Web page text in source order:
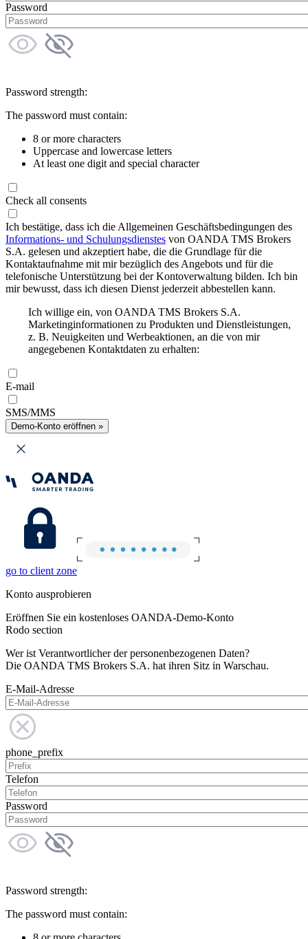
Password
Password strength:
The password must contain:
8 or more characters
Uppercase and lowercase letters
At least one digit and special character
Check all consents
Ich bestätige, dass ich die Allgemeinen Geschäftsbedingungen des
Informations- und Schulungsdienstes von OANDA TMS Brokers
S.A. gelesen und akzeptiert habe, die die Grundlage für die
Kontaktaufnahme mit mir bezüglich des Angebots und für die
telefonische Unterstützung bei der Kontoverwaltung bilden. Ich bin
mir bewusst, dass ich diesen Dienst jederzeit abbestellen kann.
Ich willige ein, von OANDA TMS Brokers S.A.
Marketinginformationen zu Produkten und Dienstleistungen,
z. B. Neuigkeiten und Werbeaktionen, an die von mir
angegebenen Kontaktdaten zu erhalten:
E-mail
SMS/MMS
Demo-Konto eröffnen »
go to client zone
Konto ausprobieren
Eröffnen Sie ein kostenloses OANDA-Demo-Konto
Rodo section
Wer ist Verantwortlicher der personenbezogenen Daten?
Die OANDA TMS Brokers S.A. hat ihren Sitz in Warschau.
E-Mail-Adresse
phone_prefix
Telefon
Password
Password strength:
The password must contain: